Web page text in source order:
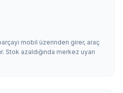
mobil üzerinden girer, araç
azaldığında merkez uyarı